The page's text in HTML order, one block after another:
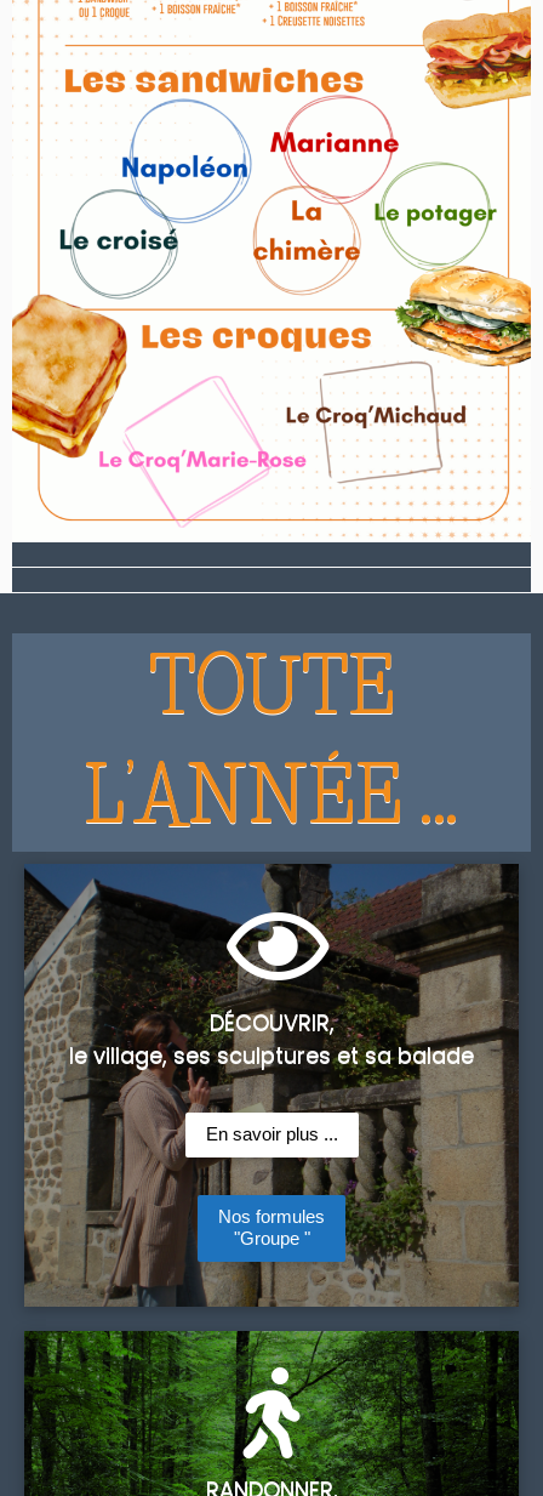
TOUTE
L’ANNÉE …
DÉCOUVRIR,
le village, ses sculptures et sa balade
En savoir plus ...
Nos formules
"Groupe "
RANDONNER,